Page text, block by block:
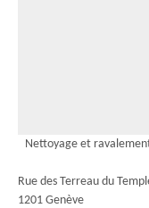
Nettoyage et
Rue des Terreau du
1201 Genève